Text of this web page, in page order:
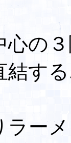
心の
結す
ラー